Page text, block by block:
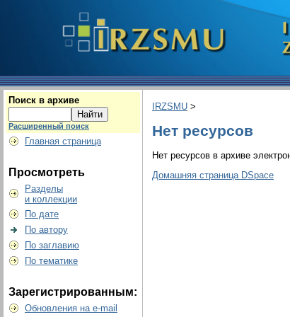
Поиск в архиве
Расширенный поиск
Главная страница
Просмотреть
Разделы
и коллекции
По дате
По автору
По заглавию
По тематике
Зарегистрированным:
Обновления на e-mail
IRZSMU >
Нет ресурсов
Нет ресурсов в архиве
Домашняя страница DSpace